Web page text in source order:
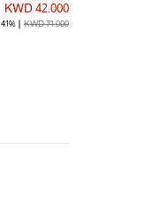
KWD 42.000
KWD 71.000 41% خصم